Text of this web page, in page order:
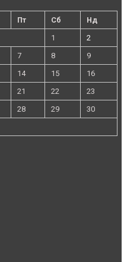
Пт Сб
Нд
1
2
7 8
9
14 15
16
21 22
23
28 29
30